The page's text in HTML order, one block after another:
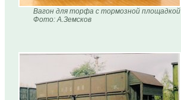
Вагон для торфа с тормозной площадкой
Фото: А.Земсков